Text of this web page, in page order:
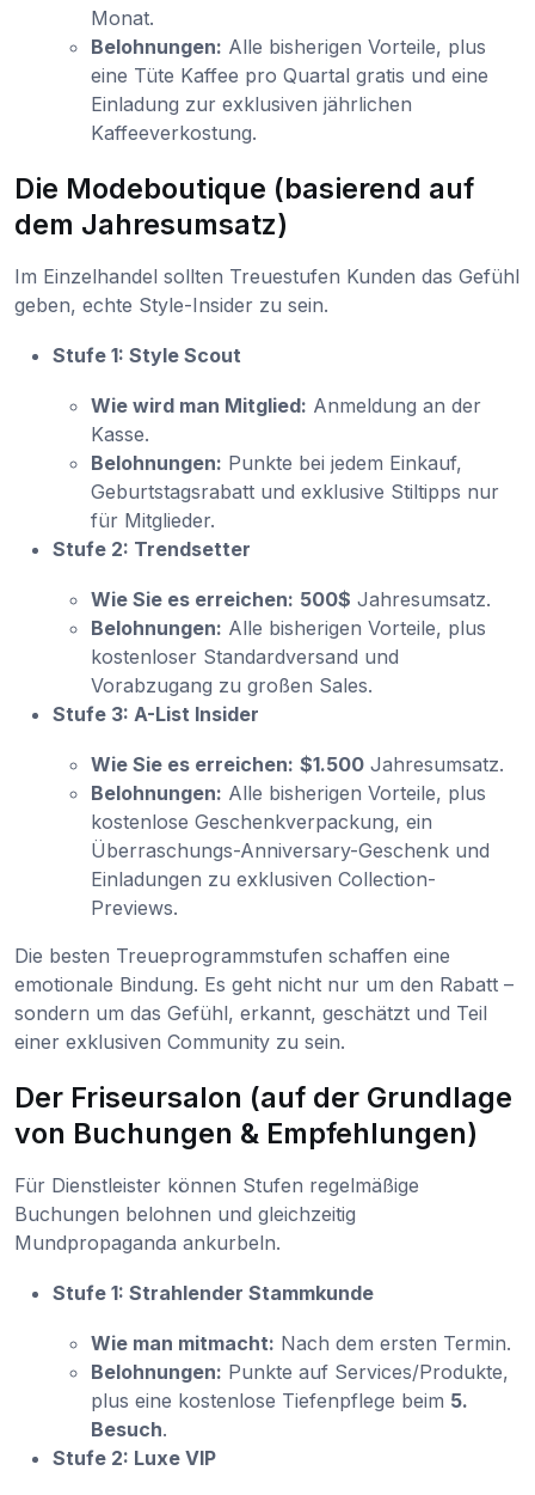
Monat.
Belohnungen: Alle bisherigen Vorteile, plus
eine Tüte Kaffee pro Quartal gratis und eine
Einladung zur exklusiven jährlichen
Kaffeeverkostung.
Die Modeboutique (basierend auf
dem Jahresumsatz)
Im Einzelhandel sollten Treuestufen Kunden das Gefühl
geben, echte Style-Insider zu sein.
Stufe 1: Style Scout
Wie wird man Mitglied: Anmeldung an der
Kasse.
Belohnungen: Punkte bei jedem Einkauf,
Geburtstagsrabatt und exklusive Stiltipps nur
für Mitglieder.
Stufe 2: Trendsetter
Wie Sie es erreichen: 500$ Jahresumsatz.
Belohnungen: Alle bisherigen Vorteile, plus
kostenloser Standardversand und
Vorabzugang zu großen Sales.
Stufe 3: A-List Insider
Wie Sie es erreichen: $1.500 Jahresumsatz.
Belohnungen: Alle bisherigen Vorteile, plus
kostenlose Geschenkverpackung, ein
Überraschungs-Anniversary-Geschenk und
Einladungen zu exklusiven Collection-
Previews.
Die besten Treueprogrammstufen schaffen eine
emotionale Bindung. Es geht nicht nur um den Rabatt –
sondern um das Gefühl, erkannt, geschätzt und Teil
einer exklusiven Community zu sein.
Der Friseursalon (auf der Grundlage
von Buchungen & Empfehlungen)
Für Dienstleister können Stufen regelmäßige
Buchungen belohnen und gleichzeitig
Mundpropaganda ankurbeln.
Stufe 1: Strahlender Stammkunde
Wie man mitmacht: Nach dem ersten Termin.
Belohnungen: Punkte auf Services/Produkte,
plus eine kostenlose Tiefenpflege beim 5.
Besuch.
Stufe 2: Luxe VIP